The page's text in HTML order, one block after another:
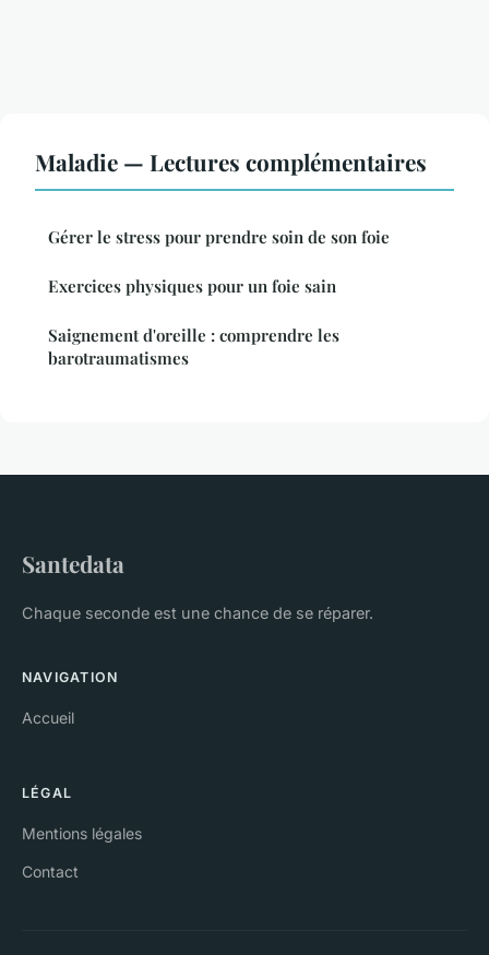
Maladie — Lectures complémentaires
Gérer le stress pour prendre soin de son foie
Exercices physiques pour un foie sain
Saignement d'oreille : comprendre les
barotraumatismes
Santedata
Chaque seconde est une chance de se réparer.
NAVIGATION
Accueil
LÉGAL
Mentions légales
Contact